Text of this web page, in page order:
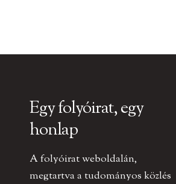
Egy folyóirat, egy
honlap
A folyóirat weboldalán,
megtartva a tudományos közlés